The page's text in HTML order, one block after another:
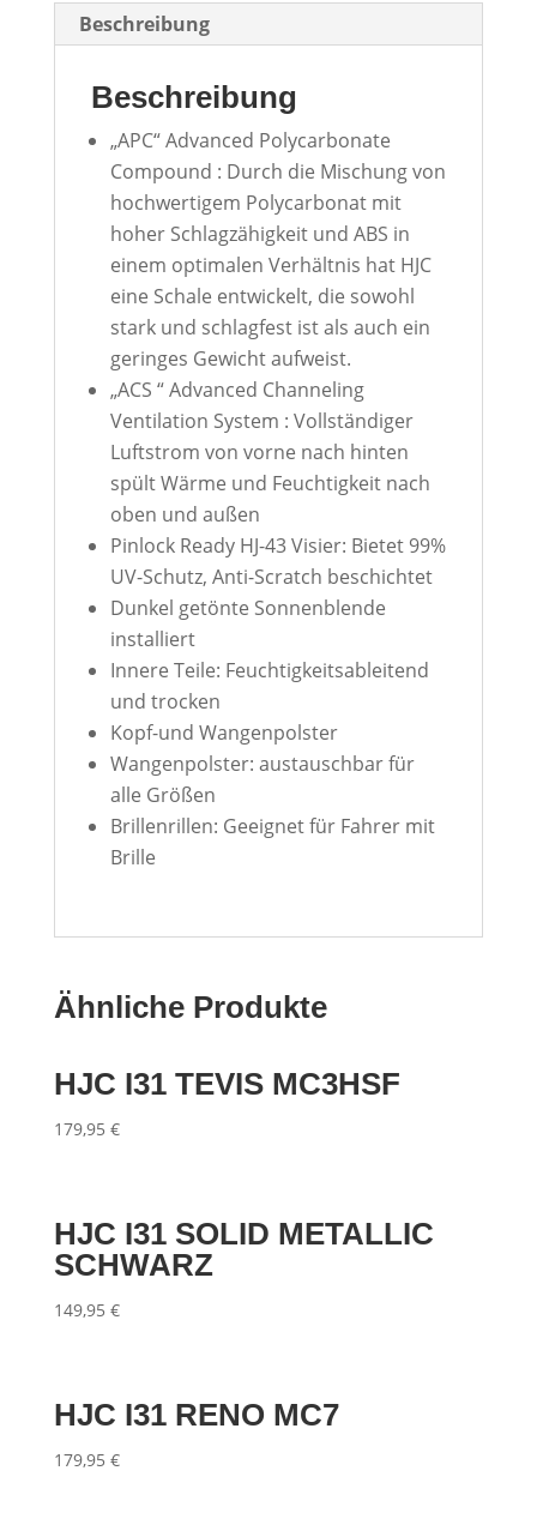
Beschreibung
Beschreibung
„APC“ Advanced Polycarbonate
Compound : Durch die Mischung von
hochwertigem Polycarbonat mit
hoher Schlagzähigkeit und ABS in
einem optimalen Verhältnis hat HJC
eine Schale entwickelt, die sowohl
stark und schlagfest ist als auch ein
geringes Gewicht aufweist.
„ACS “ Advanced Channeling
Ventilation System : Vollständiger
Luftstrom von vorne nach hinten
spült Wärme und Feuchtigkeit nach
oben und außen
Pinlock Ready HJ-43 Visier: Bietet 99%
UV-Schutz, Anti-Scratch beschichtet
Dunkel getönte Sonnenblende
installiert
Innere Teile: Feuchtigkeitsableitend
und trocken
Kopf-und Wangenpolster
Wangenpolster: austauschbar für
alle Größen
Brillenrillen: Geeignet für Fahrer mit
Brille
Ähnliche Produkte
HJC I31 TEVIS MC3HSF
179,95 €
HJC I31 SOLID METALLIC
SCHWARZ
149,95 €
HJC I31 RENO MC7
179,95 €